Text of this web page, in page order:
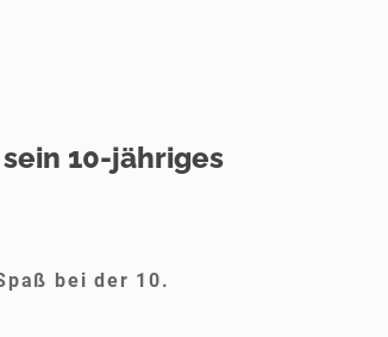
10-jähriges
bei der 10.